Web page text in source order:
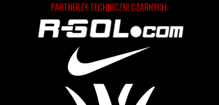
PARTNERZY TECHNICZNI CZARNYCH: